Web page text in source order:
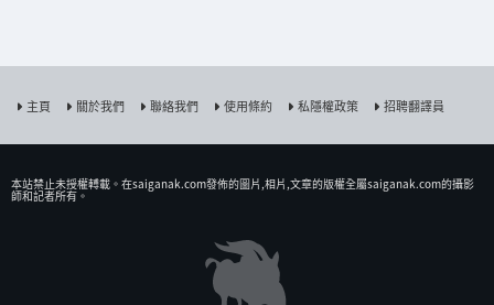
主頁 關於我們 聯絡我們 使用條約 私隱權政策 招聘翻譯員
本站禁止未授權𨍭載。在saiganak.com發佈的圖片,相片,文章的版權全屬saiganak.com的攝影
師和記者所有。